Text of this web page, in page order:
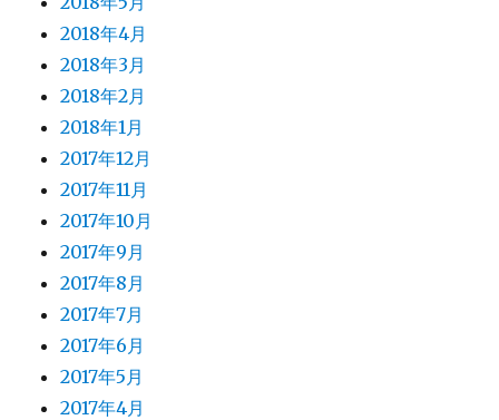
2018年4月
2018年3月
2018年2月
2018年1月
2017年12月
2017年11月
2017年10月
2017年9月
2017年8月
2017年7月
2017年6月
2017年5月
2017年4月